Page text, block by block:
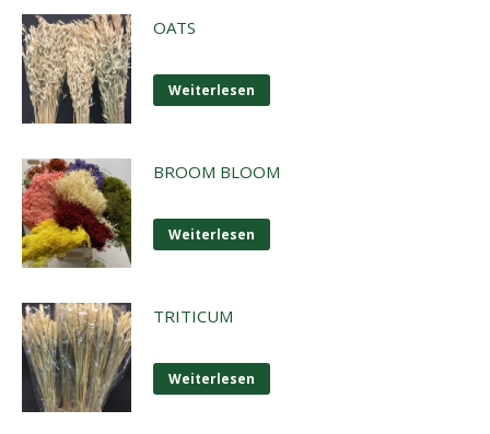
OATS
Weiterlesen
BROOM BLOOM
Weiterlesen
TRITICUM
Weiterlesen